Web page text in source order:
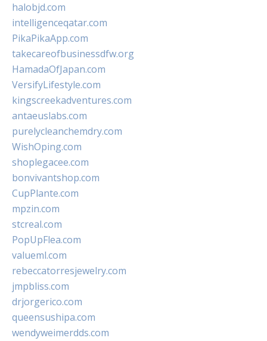
halobjd.com
intelligenceqatar.com
PikaPikaApp.com
takecareofbusinessdfw.org
HamadaOfJapan.com
VersifyLifestyle.com
kingscreekadventures.com
antaeuslabs.com
purelycleanchemdry.com
WishOping.com
shoplegacee.com
bonvivantshop.com
CupPlante.com
mpzin.com
stcreal.com
PopUpFlea.com
valueml.com
rebeccatorresjewelry.com
jmpbliss.com
drjorgerico.com
queensushipa.com
wendyweimerdds.com